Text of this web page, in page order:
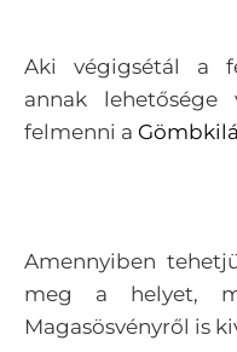
Aki végigsétál a
annak
felmenni a
Amennyiben
meg a helyet,
Magasösvényről is